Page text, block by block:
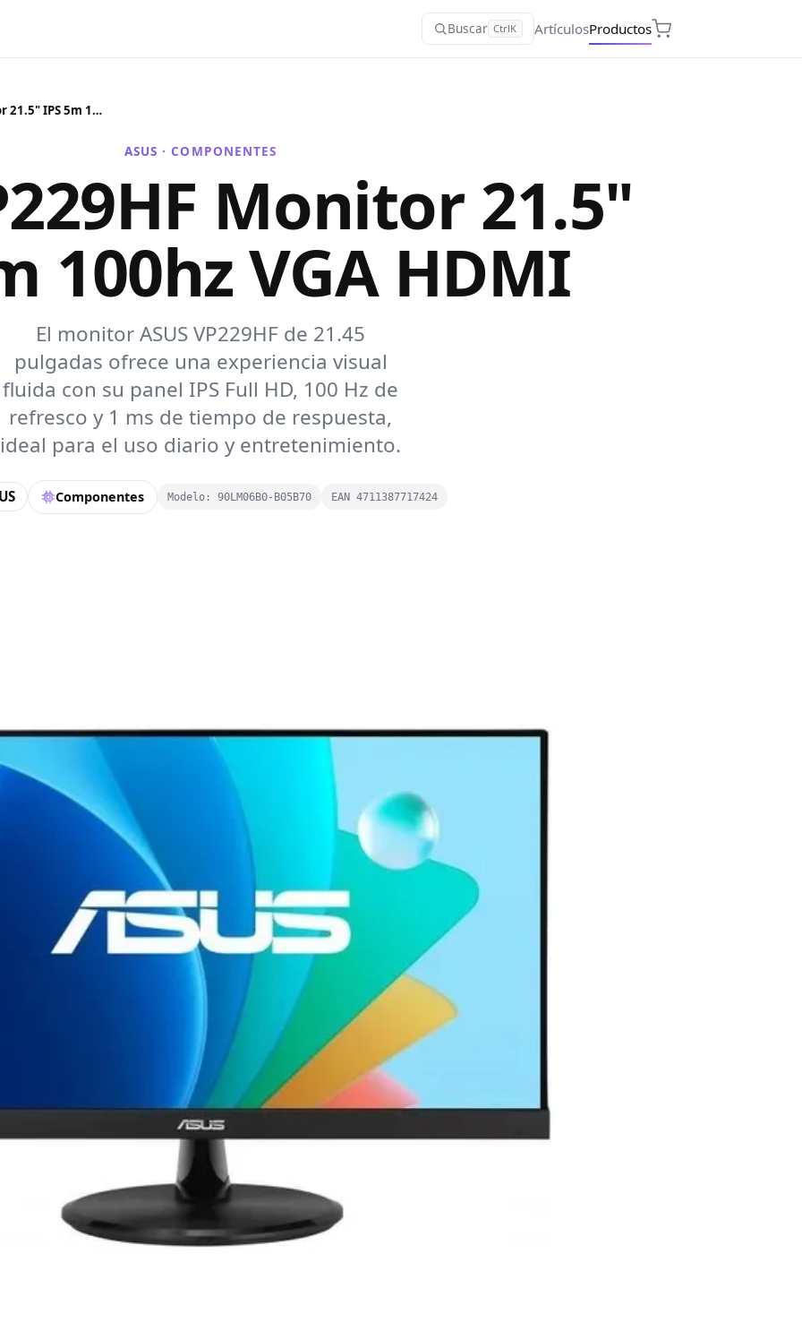
Buscar CtrlK ArtículosProductos
Asus VP229HF Monitor 21.5" IPS 5m 100hz VGA HDMI
ASUS ·COMPONENTES
Monitor 21.5"
100hz VGA HDMI
El monitor ASUS VP229HF de 21.45
pulgadas ofrece una experiencia visual
fluida con su panel IPS Full HD, 100 Hz de
refresco y 1 ms de tiempo de respuesta,
ideal para el uso diario y entretenimiento.
Componentes Modelo: 90LM06B0-B05B70 EAN 4711387717424